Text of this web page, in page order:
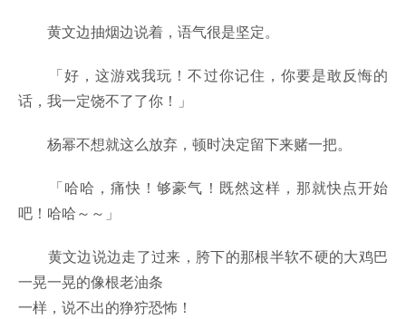
黄文边抽烟边说着，语气很是坚定。
「好，这游戏我玩！不过你记住，你要是敢反悔的
话，我一定饶不了了你！」
杨幂不想就这么放弃，顿时决定留下来赌一把。
「哈哈，痛快！够豪气！既然这样，那就快点开始
吧！哈哈～～」
黄文边说边走了过来，胯下的那根半软不硬的大鸡巴
一晃一晃的像根老油条
一样，说不出的狰狞恐怖！